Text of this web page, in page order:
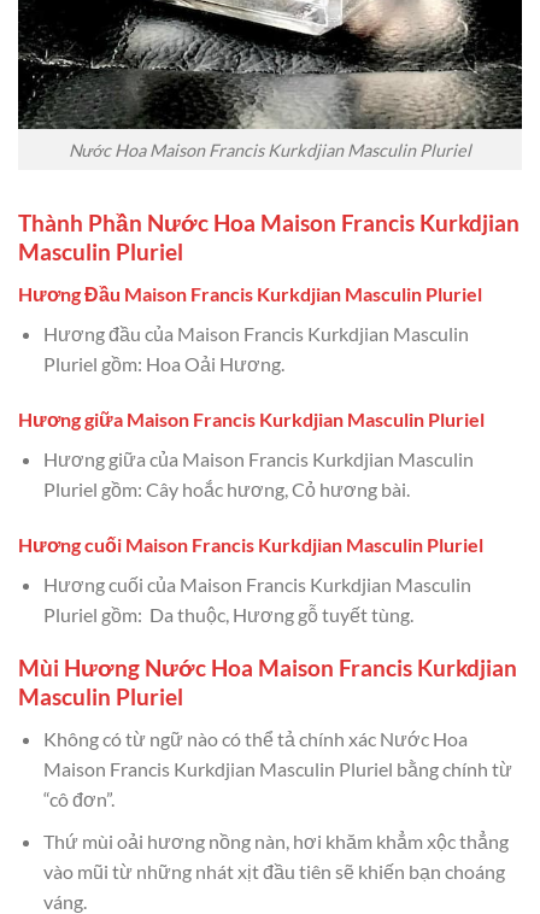
Nước Hoa Maison Francis Kurkdjian Masculin Pluriel
Thành Phần Nước Hoa Maison Francis Kurkdjian
Masculin Pluriel
Hương Đầu Maison Francis Kurkdjian Masculin Pluriel
Hương đầu của Maison Francis Kurkdjian Masculin
Pluriel gồm: Hoa Oải Hương.
Hương giữa Maison Francis Kurkdjian Masculin Pluriel
Hương giữa của Maison Francis Kurkdjian Masculin
Pluriel gồm: Cây hoắc hương, Cỏ hương bài.
Hương cuối Maison Francis Kurkdjian Masculin Pluriel
Hương cuối của Maison Francis Kurkdjian Masculin
Pluriel gồm: Da thuộc, Hương gỗ tuyết tùng.
Mùi Hương Nước Hoa Maison Francis Kurkdjian
Masculin Pluriel
Không có từ ngữ nào có thể tả chính xác Nước Hoa
Maison Francis Kurkdjian Masculin Pluriel bằng chính từ
“cô đơn”.
Thứ mùi oải hương nồng nàn, hơi khăm khẳm xộc thẳng
vào mũi từ những nhát xịt đầu tiên sẽ khiến bạn choáng
váng.